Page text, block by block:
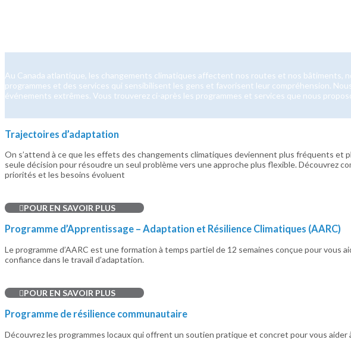
Au Canada atlantique, les changements climatiques affectent nos routes et nos bâtiments,
programmes et des services qui sensibilisent les gens et favorisent leur compréhension.
événements extrêmes. Vous trouverez ci-après les programmes et services que nous
Trajectoires d’adaptation
On s’attend à ce que les effets des changements climatiques deviennent plus fréquents et
seule décision pour résoudre un seul problème vers une approche plus flexible. Découvrez
priorités et les besoins évoluent
POUR EN SAVOIR PLUS
Programme d’Apprentissage – Adaptation et Résilience Climatiques (AARC)
Le programme d’AARC est une formation à temps partiel de 12 semaines conçue pour
confiance dans le travail d’adaptation.
POUR EN SAVOIR PLUS
Programme de résilience communautaire
Découvrez les programmes locaux qui offrent un soutien pratique et concret pour vous